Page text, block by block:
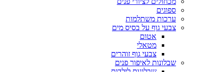
ספוגים
ערכות משתלמות
צבעי גוף על בסיס מים
אטום
מטאלי
צבעי גוף זוהרים
שבלונות לאיפור פנים